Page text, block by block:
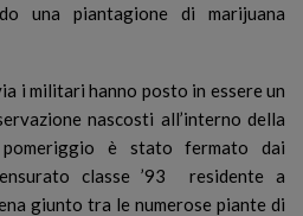
una piantagione di marijuana
i militari hanno posto in essere un
nascosti all’interno della
è stato fermato dai
classe ’93 residente a
giunto tra le numerose piante di